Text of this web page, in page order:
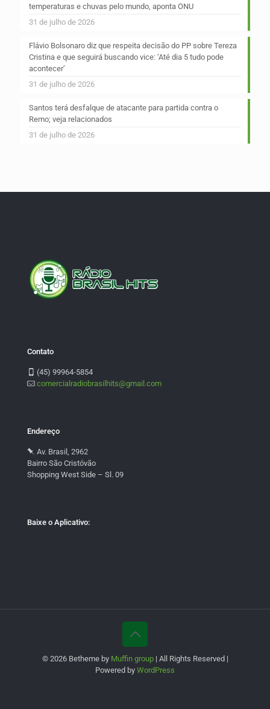
temperaturas e chuvas pelo mundo, aponta ONU
31 de julho de 2026
Flávio Bolsonaro diz que respeita decisão do PP sobre Tereza
Cristina e que seguirá buscando vice: ‘Até dia 5 tudo pode
acontecer’
31 de julho de 2026
Santos terá desfalque de atacante para partida contra o
Remo; veja relacionados
31 de julho de 2026
Contato
(45) 99964-5854
comercialradiobrasilhits@gmail.com
Endereço
Av. Brasil, 2962
Bairro São Cristóvão
Shopping West Side – Sl. 09
Baixe o Aplicativo:
© 2026 Betheme by Muffin group| All Rights Reserved |
Powered by WordPress